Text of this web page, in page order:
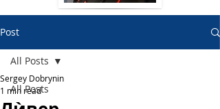
Post
All Posts
All Posts
Sergey Dobrynin
1 min read